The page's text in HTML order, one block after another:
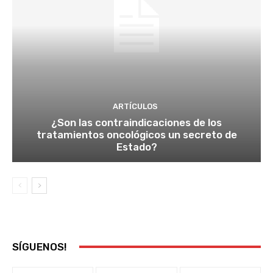
ARTÍCULOS
¿Son las contraindicaciones de los
tratamientos oncológicos un secreto de
Estado?
SÍGUENOS!